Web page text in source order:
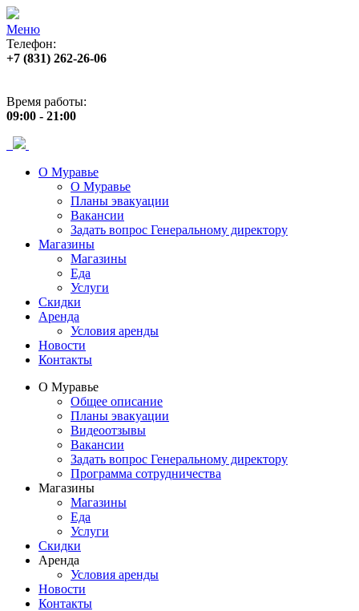
Меню
Телефон:
+7 (831) 262-26-06
Время работы:
09:00 - 21:00
О Муравье
О Муравье
Планы эвакуации
Вакансии
Задать вопрос Генеральному директору
Магазины
Магазины
Еда
Услуги
Скидки
Аренда
Условия аренды
Новости
Контакты
О Муравье
Общее описание
Планы эвакуации
Видеоотзывы
Вакансии
Задать вопрос Генеральному директору
Программа сотрудничества
Магазины
Магазины
Еда
Услуги
Скидки
Аренда
Условия аренды
Новости
Контакты